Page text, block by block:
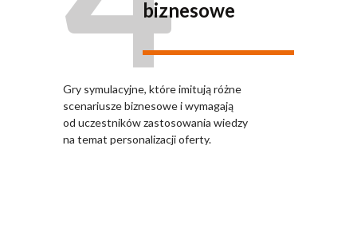
biznesowe
Gry symulacyjne, które imitują różne
scenariusze biznesowe i wymagają
od uczestników zastosowania wiedzy
na temat personalizacji oferty.